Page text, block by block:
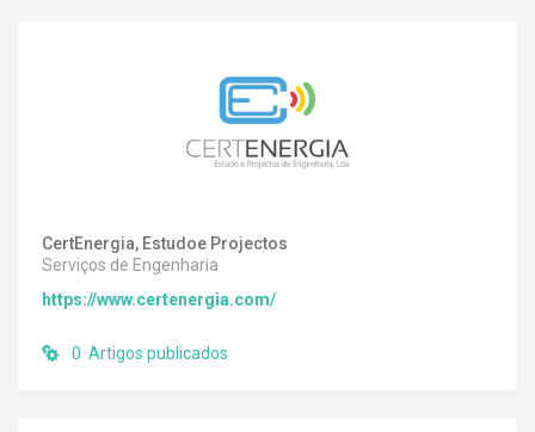
CertEnergia, Estudoe Projectos
Serviços de Engenharia
https://www.certenergia.com/
0 Artigos publicados